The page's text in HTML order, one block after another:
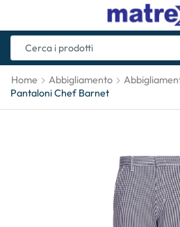
Home Abbigliamento
Pantaloni Chef Barnet